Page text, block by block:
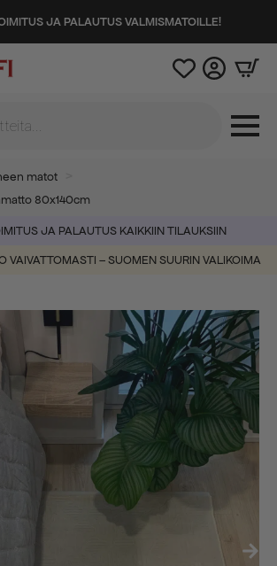
JA PALAUTUS VALMISMATOILLE!
matot
80x140cm
JA PALAUTUS KAIKKIIN TILAUKSIIN
VAIVATTOMASTI – SUOMEN SUURIN VALIKOIMA